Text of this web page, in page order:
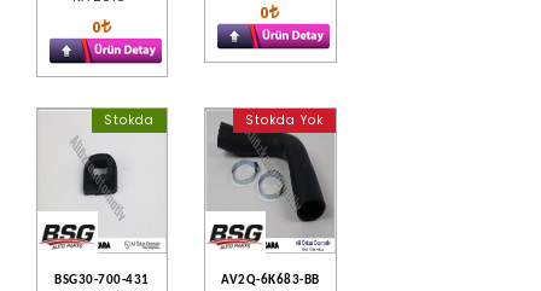
0
0
Stokda
BSG30-700-431
Stokda Yok
AV2Q-6K683-BB